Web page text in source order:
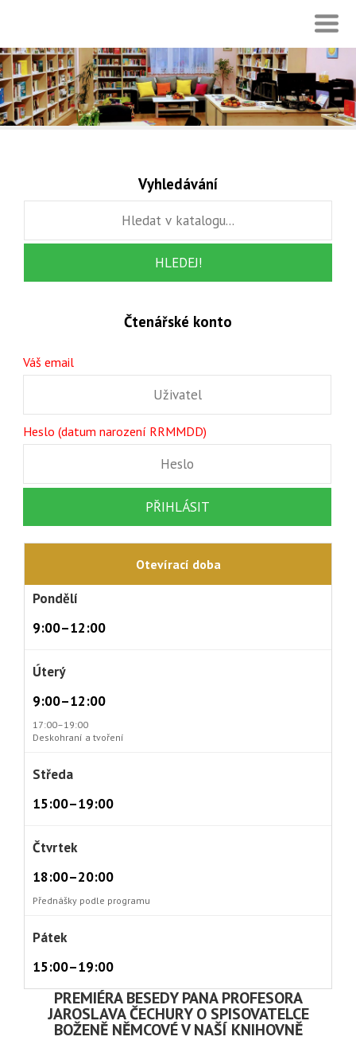
Vyhledávání
Čtenářské konto
Váš email
Heslo (datum narození RRMMDD)
Otevírací doba
Pondělí
9:00–12:00
Úterý
9:00–12:00
17:00–19:00
Deskohraní a tvoření
Středa
15:00–19:00
Čtvrtek
18:00–20:00
Přednášky podle programu
Pátek
15:00–19:00
PREMIÉRA BESEDY PANA PROFESORA
JAROSLAVA ČECHURY O SPISOVATELCE
BOŽENĚ NĚMCOVÉ V NAŠÍ KNIHOVNĚ